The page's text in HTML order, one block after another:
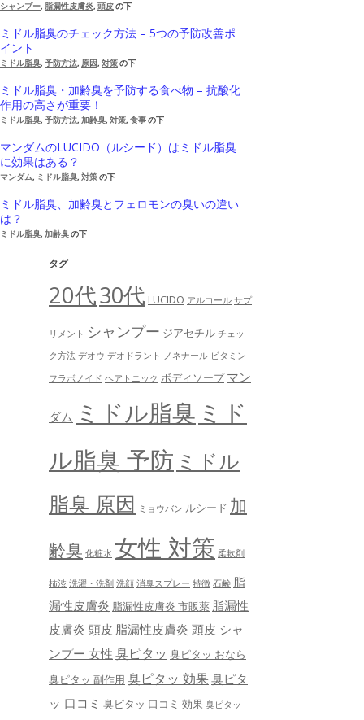
シャンプー, 脂漏性皮膚炎, 頭皮の下
ミドル脂臭のチェック方法 – 5つの予防改善ポ
イント
ミドル脂臭, 予防方法, 原因, 対策の下
ミドル脂臭・加齢臭を予防する食べ物 – 抗酸化
作用の高さが重要！
ミドル脂臭, 予防方法, 加齢臭, 対策, 食事の下
マンダムのLUCIDO（ルシード）はミドル脂臭
に効果はある？
マンダム, ミドル脂臭, 対策の下
ミドル脂臭、加齢臭とフェロモンの臭いの違い
は？
ミドル脂臭, 加齢臭の下
タグ
20代30代 LUCIDO アルコール サプ
リメント シャンプー ジアセチル チェッ
ク方法 デオウ デオドラント ノネナール ビタミン
フラボノイド ヘアトニック ボディソープ マン
ダム ミドル脂臭 ミド
ル脂臭 予防 ミドル
脂臭 原因 ミョウバン ルシード 加
齢臭 化粧水 女性 対策 柔軟剤
柿渋 洗濯・洗剤 洗顔 消臭スプレー 特徴 石鹸 脂
漏性皮膚炎 脂漏性皮膚炎 市販薬 脂漏性
皮膚炎 頭皮 脂漏性皮膚炎 頭皮 シャ
ンプー 女性 臭ピタッ 臭ピタッ おなら
臭ピタッ 副作用 臭ピタッ 効果臭ピタ
ッ 口コミ 臭ピタッ 口コミ 効果 臭ピタッ